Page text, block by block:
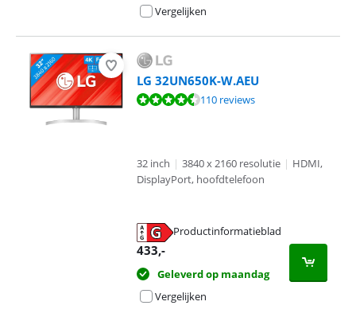
Vergelijken
LG 32UN650K-W.AEU
Beoordeling is 9,1 van de 10, gebaseerd op 110 reviews.
110 reviews
32 inch | 3840 x 2160 resolutie | HDMI,
DisplayPort, hoofdtelefoon
Productinformatieblad
433,-
Geleverd op maandag
Vergelijken